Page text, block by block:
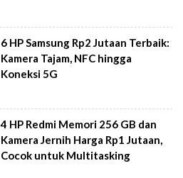
6 HP Samsung Rp2 Jutaan Terbaik:
Kamera Tajam, NFC hingga
Koneksi 5G
4 HP Redmi Memori 256 GB dan
Kamera Jernih Harga Rp1 Jutaan,
Cocok untuk Multitasking